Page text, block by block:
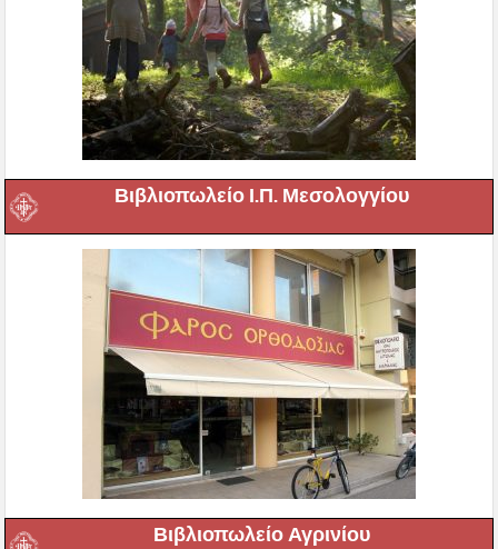
Βιβλιοπωλείο Ι.Π. Μεσολογγίου
Βιβλιοπωλείο Αγρινίου